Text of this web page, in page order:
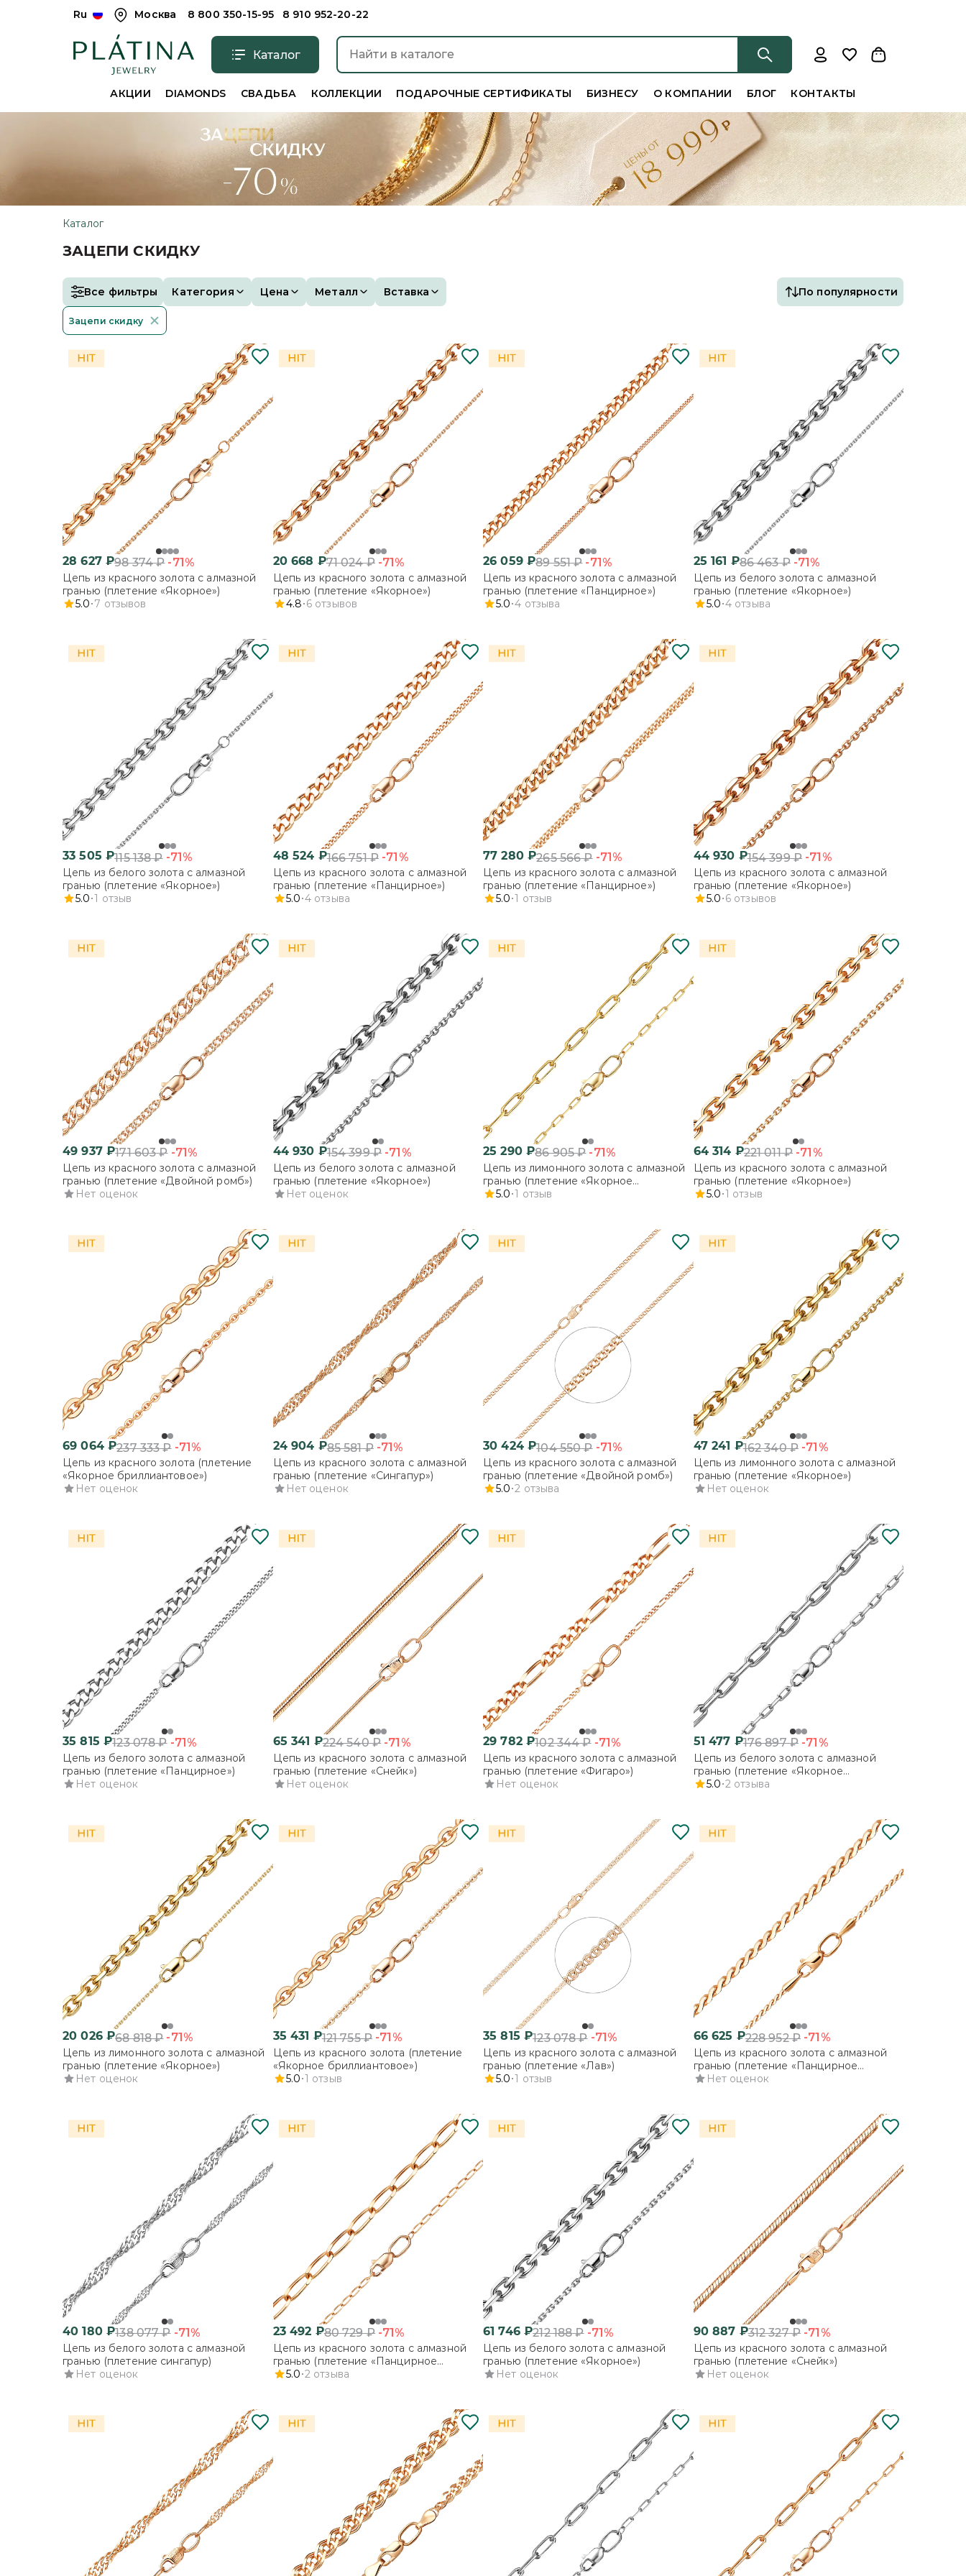
Ru Москва 8 800 350-15-95 8 910 952-20-22
Каталог
АКЦИИ DIAMONDS СВАДЬБА КОЛЛЕКЦИИ ПОДАРОЧНЫЕ СЕРТИФИКАТЫ БИЗНЕСУ О КОМПАНИИ БЛОГ КОНТАКТЫ
Каталог
ЗАЦЕПИ СКИДКУ
Все фильтры Категория Цена Металл Вставка По популярности
Зацепи скидку
28 627₽98 374₽ -71%
Цепь из красного золота с алмазной
гранью (плетение «Якорное»)
5.0 7 отзывов
20 668 ₽71 024₽ -71%
Цепь из красного золота с алмазной
гранью (плетение «Якорное»)
4.8 6 отзывов
26 059₽89 551₽ -71%
Цепь из красного золота с алмазной
гранью (плетение «Панцирное»)
5.0 4 отзыва
25 161 ₽86 463₽ -71%
Цепь из белого золота с алмазной
гранью (плетение «Якорное»)
5.0 4 отзыва
33 505 ₽115 138₽ -71%
Цепь из белого золота с алмазной
гранью (плетение «Якорное»)
5.0 1 отзыв
48 524 ₽166 751₽ -71%
Цепь из красного золота с алмазной
гранью (плетение «Панцирное»)
5.0 4 отзыва
77 280₽265 566₽ -71%
Цепь из красного золота с алмазной
гранью (плетение «Панцирное»)
5.0 1 отзыв
44 930 ₽154 399₽ -71%
Цепь из красного золота с алмазной
гранью (плетение «Якорное»)
5.0 6 отзывов
49 937₽171 603₽ -71%
Цепь из красного золота с алмазной
гранью (плетение «Двойной ромб»)
Нет оценок
44 930 ₽154 399₽ -71%
Цепь из белого золота с алмазной
гранью (плетение «Якорное»)
Нет оценок
25 290₽86 905₽ -71%
Цепь из лимонного золота с алмазной
гранью (плетение «Якорное
удлинённое»)
5.0 1 отзыв
64 314 ₽221 011₽ -71%
Цепь из красного золота с алмазной
гранью (плетение «Якорное»)
5.0 1 отзыв
69 064₽237 333₽ -71%
Цепь из красного золота (плетение
«Якорное бриллиантовое»)
Нет оценок
24 904 ₽85 581₽ -71%
Цепь из красного золота с алмазной
гранью (плетение «Сингапур»)
Нет оценок
30 424₽104 550₽ -71%
Цепь из красного золота с алмазной
гранью (плетение «Двойной ромб»)
5.0 2 отзыва
47 241 ₽162 340₽ -71%
Цепь из лимонного золота с алмазной
гранью (плетение «Якорное»)
Нет оценок
35 815 ₽123 078₽ -71%
Цепь из белого золота с алмазной
гранью (плетение «Панцирное»)
Нет оценок
65 341 ₽224 540₽ -71%
Цепь из красного золота с алмазной
гранью (плетение «Снейк»)
Нет оценок
29 782₽102 344₽ -71%
Цепь из красного золота с алмазной
гранью (плетение «Фигаро»)
Нет оценок
51 477 ₽176 897₽ -71%
Цепь из белого золота с алмазной
гранью (плетение «Якорное
удлинённое»)
5.0 2 отзыва
20 026₽68 818₽ -71%
Цепь из лимонного золота с алмазной
гранью (плетение «Якорное»)
Нет оценок
35 431 ₽121 755₽ -71%
Цепь из красного золота (плетение
«Якорное бриллиантовое»)
5.0 1 отзыв
35 815 ₽123 078₽ -71%
Цепь из красного золота с алмазной
гранью (плетение «Лав»)
5.0 1 отзыв
66 625 ₽228 952₽ -71%
Цепь из красного золота с алмазной
гранью (плетение «Панцирное
плоское»)
Нет оценок
40 180₽138 077₽ -71%
Цепь из белого золота с алмазной
гранью (плетение сингапур)
Нет оценок
23 492 ₽80 729₽ -71%
Цепь из красного золота с алмазной
гранью (плетение «Панцирное
Бильбао»)
5.0 2 отзыва
61 746₽212 188₽ -71%
Цепь из белого золота с алмазной
гранью (плетение «Якорное»)
Нет оценок
90 887 ₽312 327₽ -71%
Цепь из красного золота с алмазной
гранью (плетение «Снейк»)
Нет оценок